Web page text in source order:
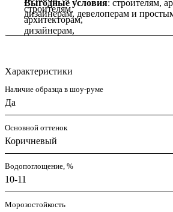
Выгодные условия: строителям,
дизайнерам, девелоперам и
Характеристики
Наличие образца в шоу-руме
Да
Основной оттенок
Коричневый
Водопоглощение, %
10-11
Морозостойкость